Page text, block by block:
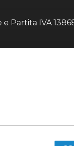
Partita IVA